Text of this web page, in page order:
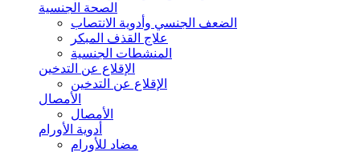
الصحة الجنسية
الضعف الجنسي وأدوية الانتصاب
علاج القذف المبكر
المنشطات الجنسية
الإقلاع عن التدخين
الإقلاع عن التدخين
الأمصال
الأمصال
أدوية الأورام
مضاد للأورام